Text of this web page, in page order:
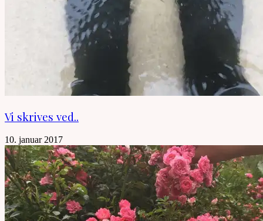
Vi skrives ved..
10. januar 2017